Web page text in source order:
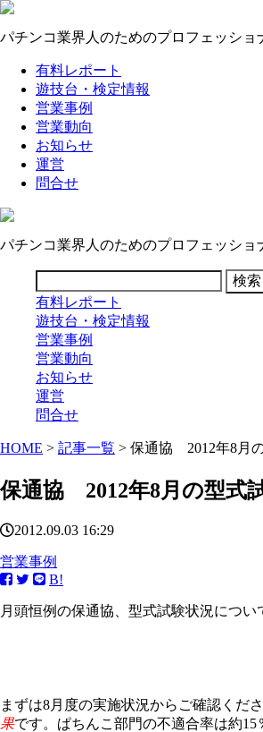
パチンコ業界人のためのプロフェッショ
有料レポート
遊技台・検定情報
営業事例
営業動向
お知らせ
運営
問合せ
パチンコ業界人のためのプロフェッショ
有料レポート
遊技台・検定情報
営業事例
営業動向
お知らせ
運営
問合せ
HOME > 記事一覧 > 保通協 2012年8月
保通協 2012年8月の型式
2012.09.03 16:29
営業事例
B!
月頭恒例の保通協、型式試験状況につ
まずは8月度の実施状況からご確認くだ
果です。ぱちんこ部門の不適合率は約15